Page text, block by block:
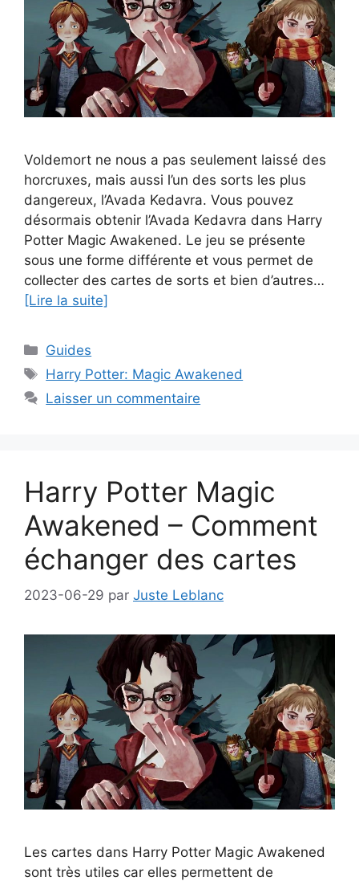
Voldemort ne nous a pas seulement laissé des
horcruxes, mais aussi l’un des sorts les plus
dangereux, l’Avada Kedavra. Vous pouvez
désormais obtenir l’Avada Kedavra dans Harry
Potter Magic Awakened. Le jeu se présente
sous une forme différente et vous permet de
collecter des cartes de sorts et bien d’autres…
[Lire la suite]
Catégories
Guides
Étiquettes
Harry Potter: Magic Awakened
Laisser un commentaire
Harry Potter Magic
Awakened – Comment
échanger des cartes
2023-06-29 par Juste Leblanc
Les cartes dans Harry Potter Magic Awakened
sont très utiles car elles permettent de